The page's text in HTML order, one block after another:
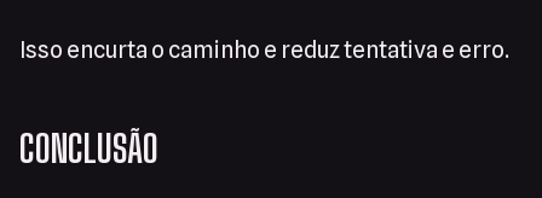
Isso encurta o caminho e reduz tentativa e erro.
CONCLUSÃO